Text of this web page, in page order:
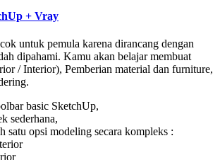
+ Vray
untuk pemula karena dirancang dengan
dipahami. Kamu akan belajar membuat
/ Interior), Pemberian material dan furniture,
basic SketchUp,
sederhana,
satu opsi modeling secara kompleks :